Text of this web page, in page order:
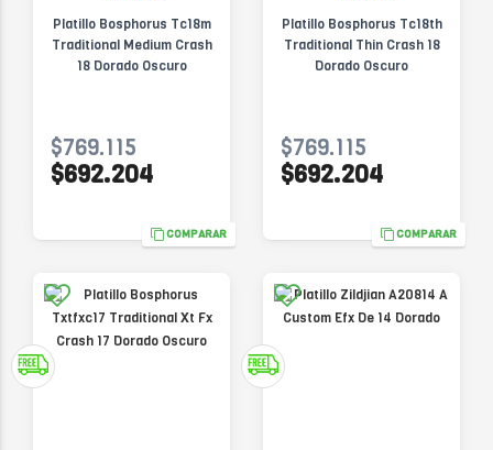
Platillo Bosphorus Tc18m
Traditional Medium Crash
18 Dorado Oscuro
$769.115
$692.204
COMPARAR
Platillo Bosphorus Tc18th
Traditional Thin Crash 18
Dorado Oscuro
$769.115
$692.204
COMPARAR